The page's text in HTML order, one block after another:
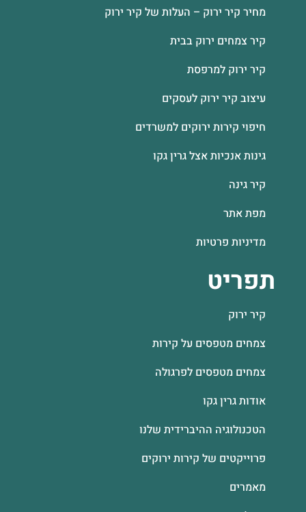
מחיר קיר ירוק – העלות של קיר ירוק
קיר צמחים ירוק בבית
קיר ירוק למרפסת
עיצוב קיר ירוק לעסקים
חיפוי קירות ירוקים למשרדים
גינות אנכיות אצל גרין גקו
קיר גינה
מפת אתר
מדיניות פרטיות
תפריט
קיר ירוק
צמחים מטפסים על קירות
צמחים מטפסים לפרגולה
אודות גרין גקו
הטכנולוגיה ההיברידית שלנו
פרוייקטים של קירות ירוקים
מאמרים